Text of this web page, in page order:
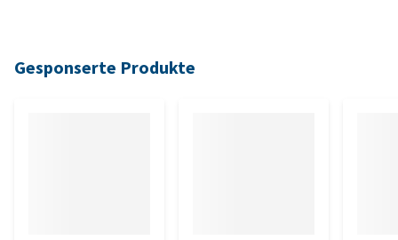
Gesponserte Produkte